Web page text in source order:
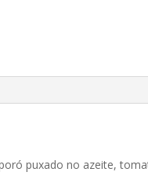
puxado no azeite,